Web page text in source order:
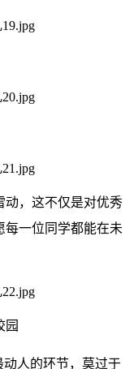
动，这不仅是对优秀
每一位同学都能在未
园
动人的环节，莫过于